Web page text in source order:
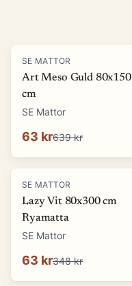
-90%
SE MATTOR
Art Meso Guld 80x150
cm
SE Mattor
63 kr639 kr
-82%
SE MATTOR
Lazy Vit 80x300 cm
Ryamatta
SE Mattor
63 kr348 kr